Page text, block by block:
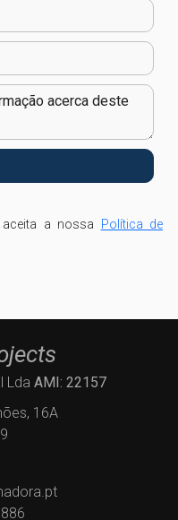
a nossa Política de
Lda AMI: 22157
16A